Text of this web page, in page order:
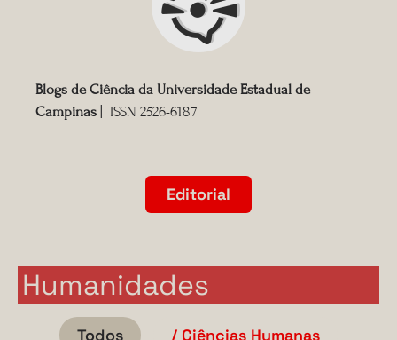
Blogs de Ciência da Universidade Estadual de
Campinas | ISSN 2526-6187
Editorial
Humanidades
Todos / Ciências Humanas